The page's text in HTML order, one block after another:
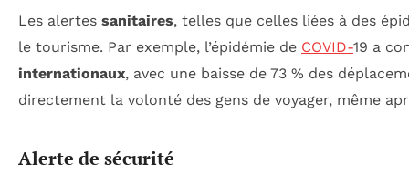
Les alertes sanitaires, telles que celles liées à des
le tourisme. Par exemple, l’épidémie de COVID-19 a
internationaux, avec une baisse de 73 % des
directement la volonté des gens de voyager, même
Alerte de sécurité